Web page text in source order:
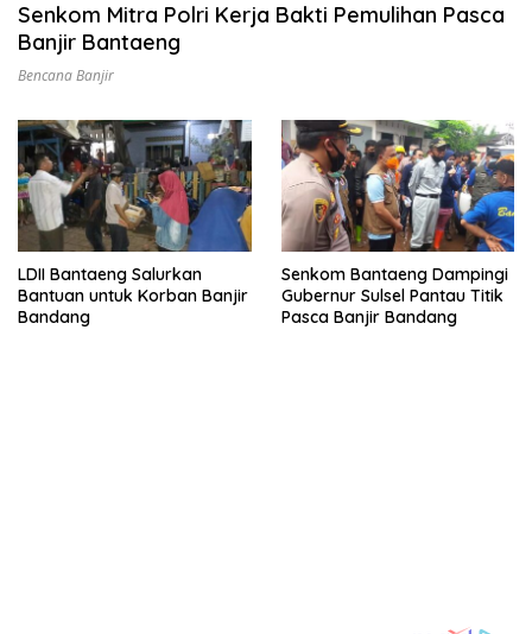
Senkom Mitra Polri Kerja Bakti Pemulihan Pasca
Banjir Bantaeng
Bencana Banjir
LDII Bantaeng Salurkan
Bantuan untuk Korban Banjir
Bandang
Senkom Bantaeng Dampingi
Gubernur Sulsel Pantau Titik
Pasca Banjir Bandang